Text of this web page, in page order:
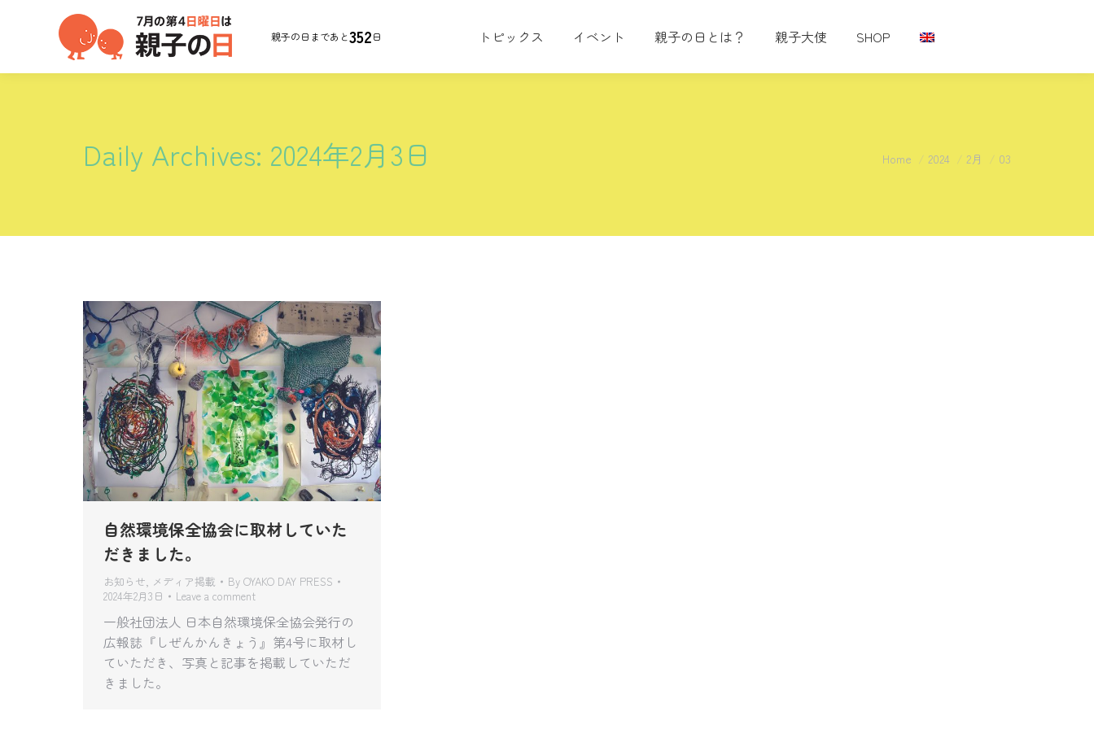
親子の日まであと352日 トピックス イベント 親子の日とは？ 親子大使 SHOP
Daily Archives: 2024年2月3日 You are here:
Home 2024 2月 03
自然環境保全協会に取材していた
だきました。
お知らせ メディア掲載 By OYAKO DAY PRESS
2024年2月3日
Leave a comment
一般社団法人 日本自然環境保全協会発行の
広報誌『しぜんかんきょう』第4号に取材し
ていただき、写真と記事を掲載していただ
きました。